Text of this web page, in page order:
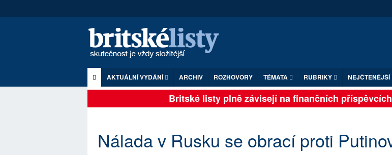
AKTUÁLNÍ VYDÁNÍ ARCHIV ROZHOVORY TÉMATA RUBRIKY NEJČTENĚJŠÍ
Britské listy plně závisejí na finančních příspěvcích
Nálada v Rusku se obrací proti